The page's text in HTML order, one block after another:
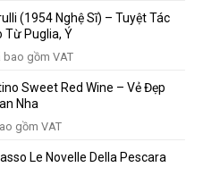
VNĐ.
(1954 Nghệ Sĩ) – Tuyệt Tác
Từ Puglia, Ý
VNĐ.
bao gồm VAT
Sweet Red Wine – Vẻ Đẹp
Nha
gồm VAT
Le Novelle Della Pescara